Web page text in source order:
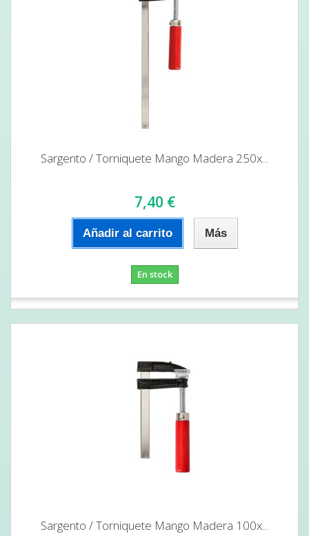
Sargento / Torniquete Mango Madera 250x...
7,40 €
Añadir al carrito Más
En stock
Sargento / Torniquete Mango Madera 100x...